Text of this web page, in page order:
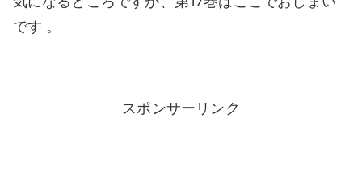
です 。
スポンサーリンク